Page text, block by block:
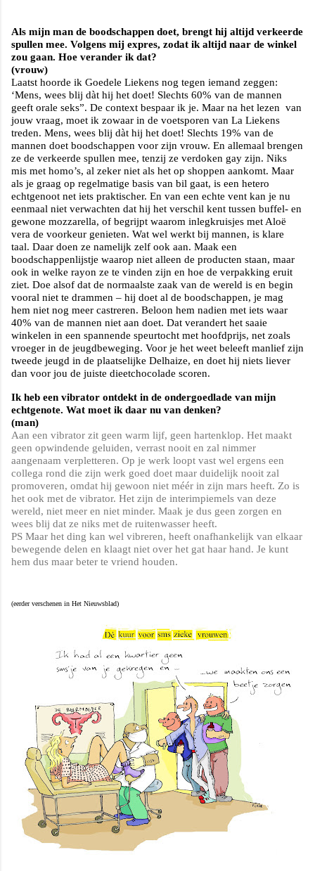
Als mijn man de boodschappen doet, brengt hij altijd verkeerde
spullen mee. Volgens mij expres, zodat ik altijd naar de winkel
zou gaan. Hoe verander ik dat?
(vrouw)
Laatst hoorde ik Goedele Liekens nog tegen iemand zeggen:
‘Mens, wees blij dàt hij het doet! Slechts 60% van de mannen
geeft orale seks”. De context bespaar ik je. Maar na het lezen van
jouw vraag, moet ik zowaar in de voetsporen van La Liekens
treden. Mens, wees blij dàt hij het doet! Slechts 19% van de
mannen doet boodschappen voor zijn vrouw. En allemaal brengen
ze de verkeerde spullen mee, tenzij ze verdoken gay zijn. Niks
mis met homo’s, al zeker niet als het op shoppen aankomt. Maar
als je graag op regelmatige basis van bil gaat, is een hetero
echtgenoot net iets praktischer. En van een echte vent kan je nu
eenmaal niet verwachten dat hij het verschil kent tussen buffel- en
gewone mozzarella, of begrijpt waarom inlegkruisjes met Aloë
vera de voorkeur genieten. Wat wel werkt bij mannen, is klare
taal. Daar doen ze namelijk zelf ook aan. Maak een
boodschappenlijstje waarop niet alleen de producten staan, maar
ook in welke rayon ze te vinden zijn en hoe de verpakking eruit
ziet. Doe alsof dat de normaalste zaak van de wereld is en begin
vooral niet te drammen – hij doet al de boodschappen, je mag
hem niet nog meer castreren. Beloon hem nadien met iets waar
40% van de mannen niet aan doet. Dat verandert het saaie
winkelen in een spannende speurtocht met hoofdprijs, net zoals
vroeger in de jeugdbeweging. Voor je het weet beleeft manlief zijn
tweede jeugd in de plaatselijke Delhaize, en doet hij niets liever
dan voor jou de juiste dieetchocolade scoren.
Ik heb een vibrator ontdekt in de ondergoedlade van mijn
echtgenote. Wat moet ik daar nu van denken?
(man)
Aan een vibrator zit geen warm lijf, geen hartenklop. Het maakt
geen opwindende geluiden, verrast nooit en zal nimmer
aangenaam verpletteren. Op je werk loopt vast wel ergens een
collega rond die zijn werk goed doet maar duidelijk nooit zal
promoveren, omdat hij gewoon niet méér in zijn mars heeft. Zo is
het ook met de vibrator. Het zijn de interimpiemels van deze
wereld, niet meer en niet minder. Maak je dus geen zorgen en
wees blij dat ze niks met de ruitenwasser heeft.
PS Maar het ding kan wel vibreren, heeft onafhankelijk van elkaar
bewegende delen en klaagt niet over het gat haar hand. Je kunt
hem dus maar beter te vriend houden.
(eerder verschenen in Het Nieuwsblad)